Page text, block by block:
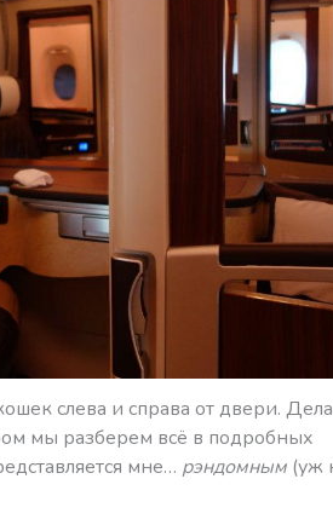
слева и справа от двери.
мы разберем всё в подробных
мне… рэндомным (уж